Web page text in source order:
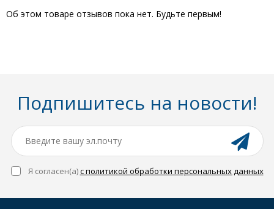
Об этом товаре отзывов пока нет. Будьте первым!
Подпишитесь на новости!
Я согласен(a)с политикой обработки персональных данных